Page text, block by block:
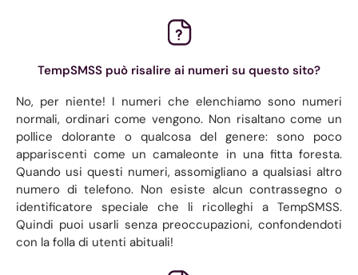
TempSMSS può risalire ai numeri su questo sito?
No, per niente! I numeri che elenchiamo sono numeri
normali, ordinari come vengono. Non risaltano come un
pollice dolorante o qualcosa del genere: sono poco
appariscenti come un camaleonte in una fitta foresta.
Quando usi questi numeri, assomigliano a qualsiasi altro
numero di telefono. Non esiste alcun contrassegno o
identificatore speciale che li ricolleghi a TempSMSS.
Quindi puoi usarli senza preoccupazioni, confondendoti
con la folla di utenti abituali!